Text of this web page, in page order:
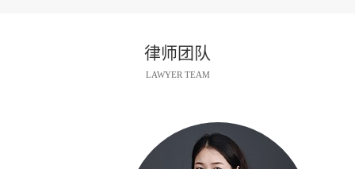
律师团队
LAWYER TEAM